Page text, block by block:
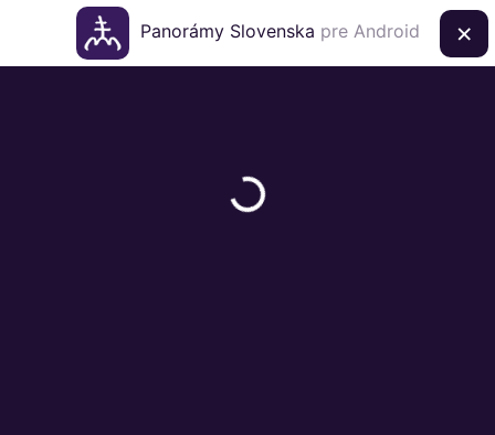
Panorámy Slovenska pre Android ×